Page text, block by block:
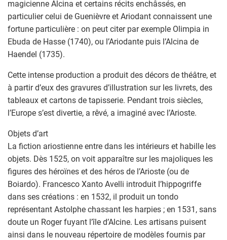
magicienne Alcina et certains récits enchâssés, en
particulier celui de Guenièvre et Ariodant connaissent une
fortune particulière : on peut citer par exemple Olimpia in
Ebuda de Hasse (1740), ou l’Ariodante puis l’Alcina de
Haendel (1735).
Cette intense production a produit des décors de théâtre, et
à partir d’eux des gravures d’illustration sur les livrets, des
tableaux et cartons de tapisserie. Pendant trois siècles,
l’Europe s’est divertie, a rêvé, a imaginé avec l’Arioste.
Objets d’art
La fiction ariostienne entre dans les intérieurs et habille les
objets. Dès 1525, on voit apparaître sur les majoliques les
figures des héroïnes et des héros de l’Arioste (ou de
Boiardo). Francesco Xanto Avelli introduit l’hippogriffe
dans ses créations : en 1532, il produit un tondo
représentant Astolphe chassant les harpies ; en 1531, sans
doute un Roger fuyant l’île d’Alcine. Les artisans puisent
ainsi dans le nouveau répertoire de modèles fournis par